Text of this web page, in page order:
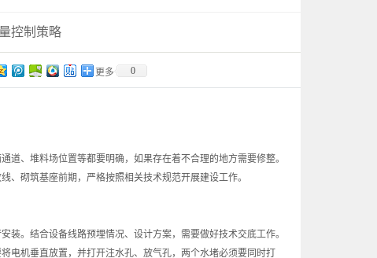
控制策略
更多 0
、堆料场位置等都要明确，如果存在着不合理的地方需要修整。
、砌筑基座前期，严格按照相关技术规范开展建设工作。
。结合设备线路预埋情况、设计方案，需要做好技术交底工作。
机垂直放置，并打开注水孔、放气孔，两个水堵必须要同时打